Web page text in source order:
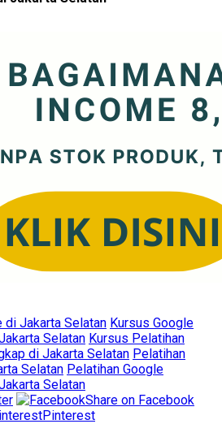
di Jakarta Selatan Kursus Google
Selatan Kursus Pelatihan
di Jakarta Selatan Pelatihan
Selatan Pelatihan Google
Selatan
Share on Facebook
Pinterest